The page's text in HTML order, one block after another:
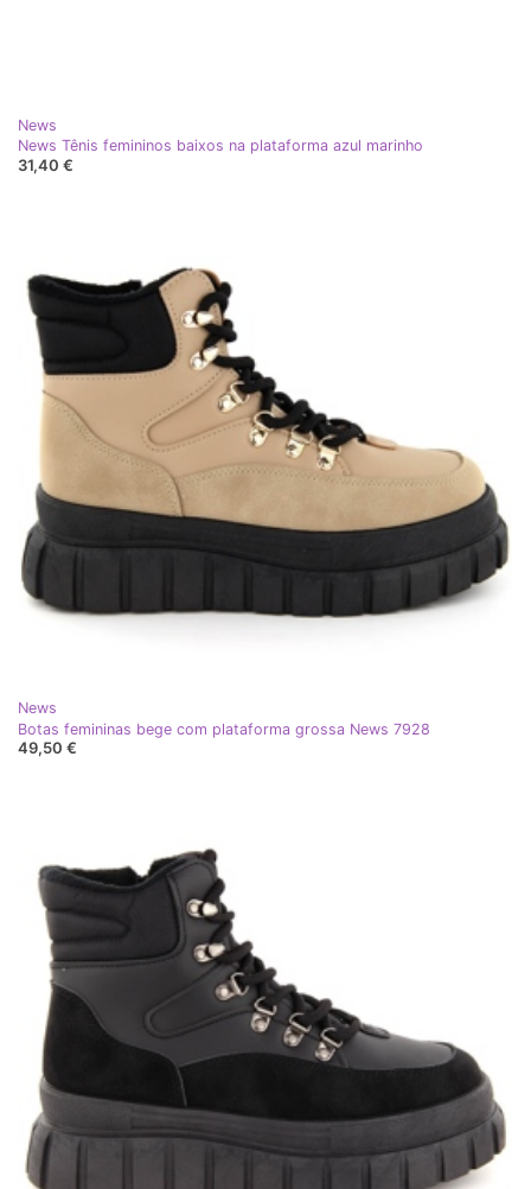
News
News Tênis femininos baixos na plataforma azul marinho
31,40 €
News
Botas femininas bege com plataforma grossa News 7928
49,50 €